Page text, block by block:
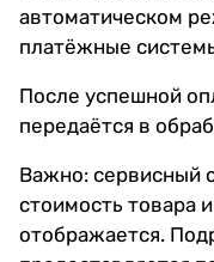
автоматическом
платёжные
После успешной
передаётся в
Важно: сервисный
стоимость товара
отображается.